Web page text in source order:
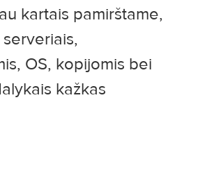
kartais pamirštame,
OS, kopijomis bei
kažkas